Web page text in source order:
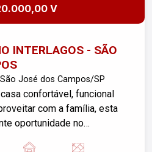
V
INTERLAGOS - SÃO
José dos Campos/SP
confortável, funcional
com a família, esta
oportunidade no